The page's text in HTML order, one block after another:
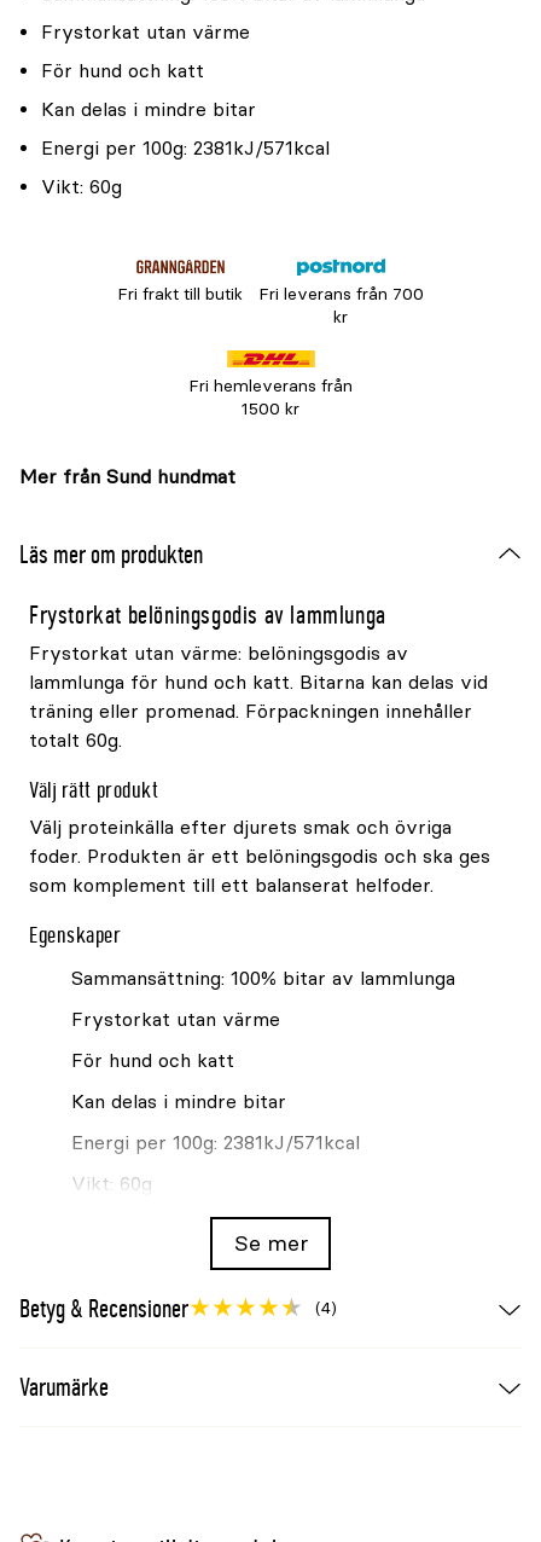
Frystorkat utan värme
För hund och katt
Kan delas i mindre bitar
Energi per 100g: 2381kJ/571kcal
Vikt: 60g
Fri frakt till butik
Fri leverans från 700
kr
Fri hemleverans från
1500 kr
Mer från Sund hundmat
Läs mer om produkten
Frystorkat belöningsgodis av lammlunga
Frystorkat utan värme: belöningsgodis av
lammlunga för hund och katt. Bitarna kan delas vid
träning eller promenad. Förpackningen innehåller
totalt 60g.
Välj rätt produkt
Välj proteinkälla efter djurets smak och övriga
foder. Produkten är ett belöningsgodis och ska ges
som komplement till ett balanserat helfoder.
Egenskaper
Sammansättning: 100% bitar av lammlunga
Frystorkat utan värme
För hund och katt
Kan delas i mindre bitar
Energi per 100g: 2381kJ/571kcal
Vikt: 60g
Ge bitarna som de är vid träning, promenad eller
annan belöning. Bitarna kan delas i mindre delar
tillgång till vatten.
Analytiska beståndsdelar
Se mer
Betyg & Recensioner (4)
Varumärke